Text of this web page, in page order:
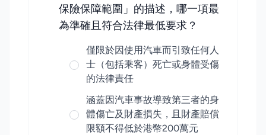
保險保障範圍」的描述，哪一項最
為準確且符合法律最低要求？
僅限於因使用汽車而引致任何人
士（包括乘客）死亡或身體受傷
的法律責任
涵蓋因汽車事故導致第三者的身
體傷亡及財產損失，且財產賠償
限額不得低於港幣200萬元